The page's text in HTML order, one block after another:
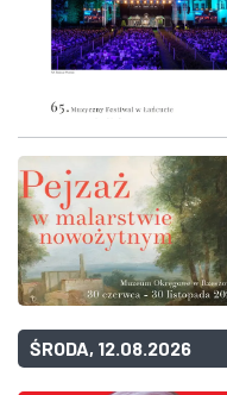
ŚRODA, 12.08.2026